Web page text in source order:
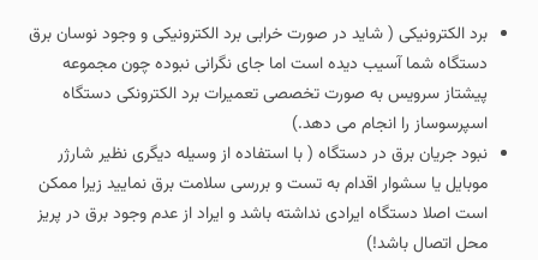
برد الکترونیکی ( شاید در صورت خرابی برد الکترونیکی و وجود نوسان برق
دستگاه شما آسیب دیده است اما جای نگرانی نبوده چون مجموعه
پیشتاز سرویس به صورت تخصصی تعمیرات برد الکترونکی دستگاه
اسپرسوساز را انجام می دهد.)
نبود جریان برق در دستگاه ( با استفاده از وسیله دیگری نظیر شارژر
موبایل یا سشوار اقدام به تست و بررسی سلامت برق نمایید زیرا ممکن
است اصلا دستگاه ایرادی نداشته باشد و ایراد از عدم وجود برق در پریز
محل اتصال باشد!)